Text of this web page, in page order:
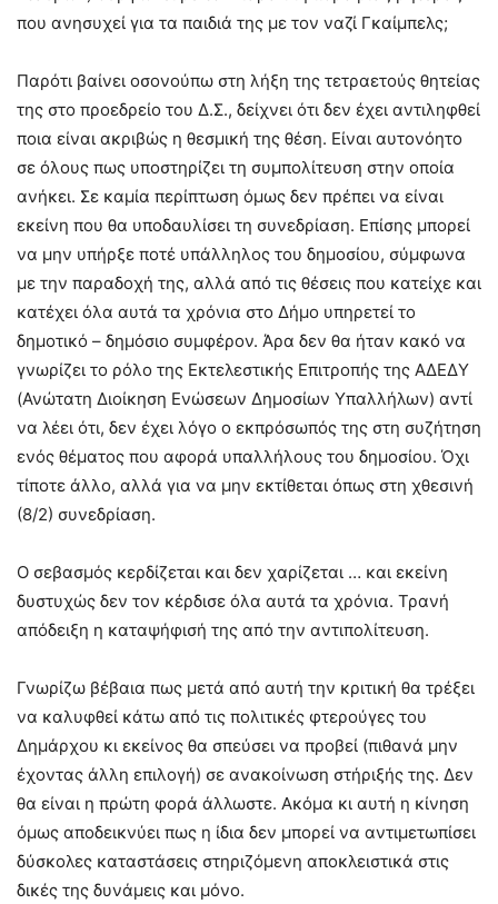
που ανησυχεί για τα παιδιά της με τον ναζί Γκαίμπελς;
Παρότι βαίνει οσονούπω στη λήξη της τετραετούς θητείας
της στο προεδρείο του Δ.Σ., δείχνει ότι δεν έχει αντιληφθεί
ποια είναι ακριβώς η θεσμική της θέση. Είναι αυτονόητο
σε όλους πως υποστηρίζει τη συμπολίτευση στην οποία
ανήκει. Σε καμία περίπτωση όμως δεν πρέπει να είναι
εκείνη που θα υποδαυλίσει τη συνεδρίαση. Επίσης μπορεί
να μην υπήρξε ποτέ υπάλληλος του δημοσίου, σύμφωνα
με την παραδοχή της, αλλά από τις θέσεις που κατείχε και
κατέχει όλα αυτά τα χρόνια στο Δήμο υπηρετεί το
δημοτικό – δημόσιο συμφέρον. Άρα δεν θα ήταν κακό να
γνωρίζει το ρόλο της Εκτελεστικής Επιτροπής της ΑΔΕΔΥ
(Ανώτατη Διοίκηση Ενώσεων Δημοσίων Υπαλλήλων) αντί
να λέει ότι, δεν έχει λόγο ο εκπρόσωπός της στη συζήτηση
ενός θέματος που αφορά υπαλλήλους του δημοσίου. Όχι
τίποτε άλλο, αλλά για να μην εκτίθεται όπως στη χθεσινή
(8/2) συνεδρίαση.
Ο σεβασμός κερδίζεται και δεν χαρίζεται … και εκείνη
δυστυχώς δεν τον κέρδισε όλα αυτά τα χρόνια. Τρανή
απόδειξη η καταψήφισή της από την αντιπολίτευση.
Γνωρίζω βέβαια πως μετά από αυτή την κριτική θα τρέξει
να καλυφθεί κάτω από τις πολιτικές φτερούγες του
Δημάρχου κι εκείνος θα σπεύσει να προβεί (πιθανά μην
έχοντας άλλη επιλογή) σε ανακοίνωση στήριξής της. Δεν
θα είναι η πρώτη φορά άλλωστε. Ακόμα κι αυτή η κίνηση
όμως αποδεικνύει πως η ίδια δεν μπορεί να αντιμετωπίσει
δύσκολες καταστάσεις στηριζόμενη αποκλειστικά στις
δικές της δυνάμεις και μόνο.